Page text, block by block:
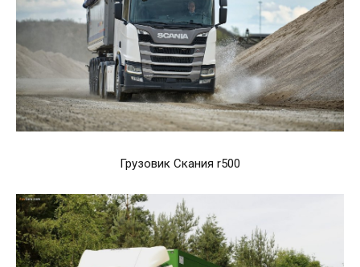
Грузовик Скания r500